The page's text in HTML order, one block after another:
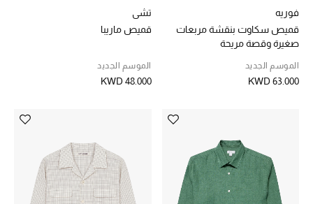
حصريًا عبر الإنترنت
تشكيلة المناسبات للنساء
الملابس الرياضية النسائية
تشكيلة الأعراس
فوريه
قميص سكاوت بنقشة مربعات
صغيرة وقصة مريحة
الموسم الجديد
KWD 63.000
تشي
قميص ماريبا
الموسم الجديد
KWD 48.000